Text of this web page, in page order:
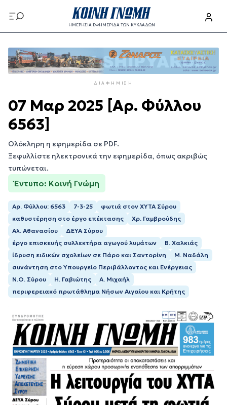
προς
το
περιεχόμενο
ΗΜΕΡΗΣΙΑ ΕΦΗΜΕΡΙΔΑ ΤΩΝ ΚΥΚΛΑΔΩΝ
προς
το
κυρίως
ΔΙΑΦΉΜΙΣΗ
07 Μαρ 2025 [Αρ. Φύλλου
6563]
Ολόκληρη η εφημερίδα σε PDF.
Ξεφυλλίστε ηλεκτρονικά την εφημερίδα, όπως ακριβώς
τυπώνεται.
Έντυπο: Κοινή Γνώμη
Αρ. Φύλλου: 6563 7-3-25
φωτιά στον ΧΥΤΑ Σύρου
καθυστέρηση στο έργο επέκτασης
Χρ. Γαμβρούδης
Αλ. Αθανασίου
ΔΕΥΑ Σύρου
έργο επισκευής συλλεκτήρα αγωγού λυμάτων
Β. Χαλκιάς
ίδρυση ειδικών σχολείων σε Πάρο και Σαντορίνη
Μ. Ναδάλη
συνάντηση στο Υπουργείο Περιβάλλοντος και Ενέργειας
Ν.Ο. Σύρου
Η. Γαβιώτης
Α. Μιχαήλ
περιφερειακό πρωτάθλημα Νήσων Αιγαίου και Κρήτης